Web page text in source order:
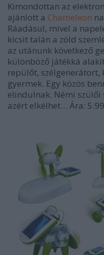
Kimondottan az
ajánlott a Chameleon
Ráadásul, mivel a
kicsit talán a zöld
az utánunk következő
különböző játékká
repülőt, szélgenerátort,
gyermek. Egy közös
elindulnak. Némi szülői
azért elkélhet… Ára: